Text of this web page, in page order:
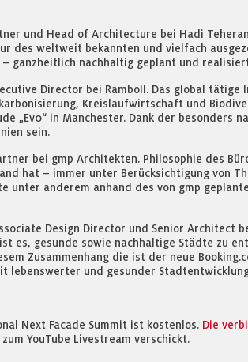
und Head of Architecture bei Hadi
des weltweit bekannten und vielfach
– ganzheitlich nachhaltig geplant und
Director bei Ramboll. Das global
Kreislaufwirtschaft und
„Ev0“ in Manchester. Dank der
sein.
bei gmp Architekten. Philosophie des
hat – immer unter Berücksichtigung von
unter anderem anhand des von gmp
Design Director und Senior
es, gesunde sowie nachhaltige Städte zu
Zusammenhang die ist der neue
lebenswerter und gesunder
Next Facade Summit ist kostenlos. Die
YouTube Livestream verschickt.